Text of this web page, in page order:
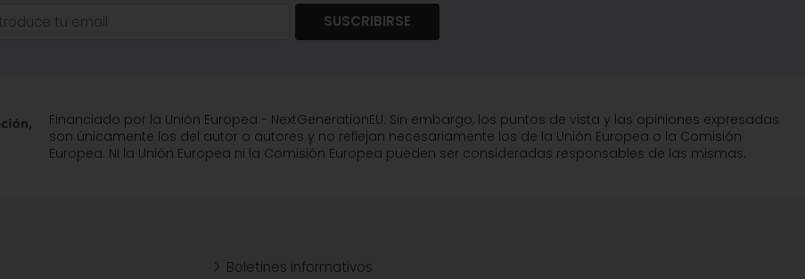
SUSCRIBIRSE
Financiado por la Unión Europea - NextGenerationEU. Sin embargo, los puntos de vista y las opiniones expresadas
son únicamente los del autor o autores y no reflejan necesariamente los de la Unión Europea o la Comisión
Europea. Ni la Unión Europea ni la Comisión Europea pueden ser consideradas responsables de las mismas.
Boletines informativos